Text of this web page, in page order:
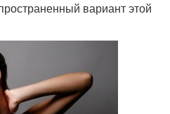
вариант этой